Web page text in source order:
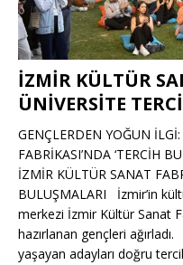
İZMİR KÜLTÜR
ÜNİVERSİTE
GENÇLERDEN YOĞUN
FABRİKASI’NDA ‘TERCİH
İZMİR KÜLTÜR SANAT
BULUŞMALARI İzmir’in
merkezi İzmir Kültür Sanat
hazırlanan gençleri
yaşayan adayları doğru